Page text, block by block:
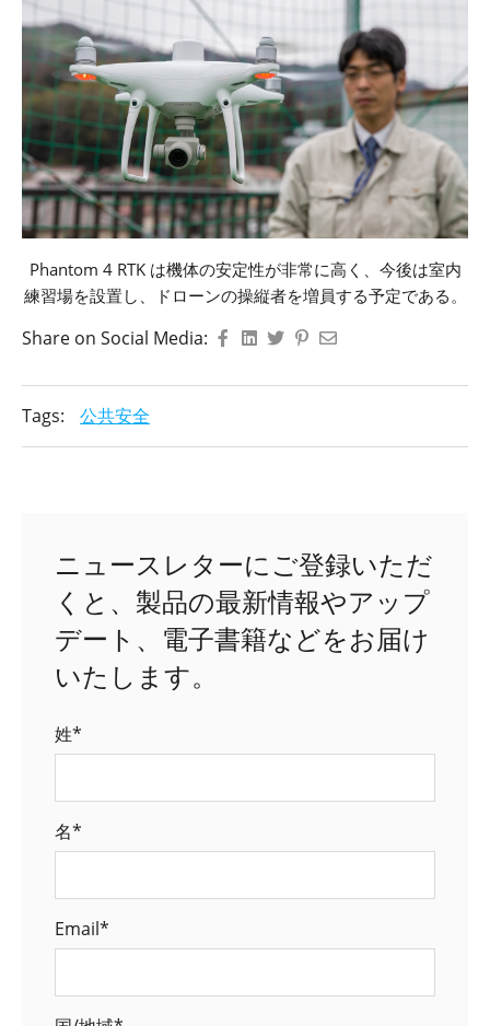
Phantom 4 RTK は機体の安定性が非常に高く、今後は室内
練習場を設置し、ドローンの操縦者を増員する予定である。
Share on Social Media:
Tags: 公共安全
ニュースレターにご登録いただ
くと、製品の最新情報やアップ
デート、電子書籍などをお届け
いたします。
姓*
名*
Email*